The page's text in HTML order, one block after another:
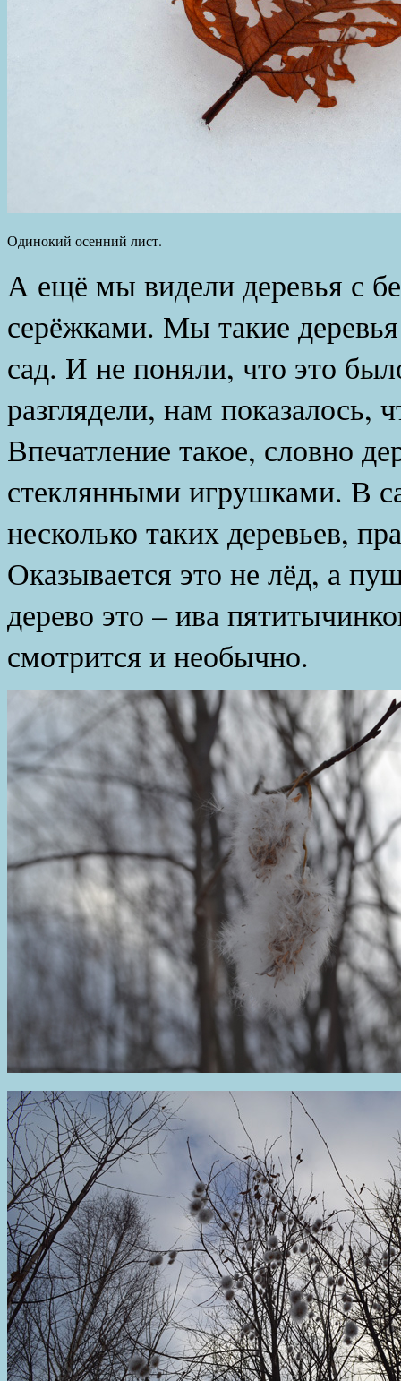
Одинокий осенний лист.
А ещё мы видели деревья с
серёжками. Мы такие
сад. И не поняли, что это
разглядели, нам показалось,
Впечатление такое, словно
стеклянными игрушками. В
несколько таких деревьев,
Оказывается это не лёд, а
дерево это – ива
смотрится и необычно.